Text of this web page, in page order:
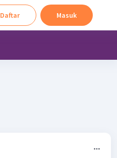
Daftar Masuk